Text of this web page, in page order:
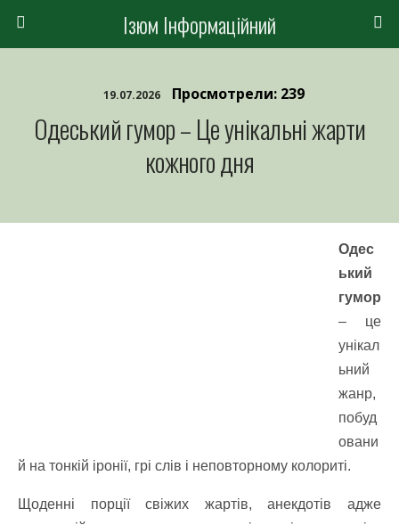
Ізюм Інформаційний
19.07.2026 Просмотрели: 239
Одеський гумор – Це унікальні жарти
кожного дня
Одес
ький
гумор
– це
унікал
ьний
жанр,
побуд
овани
й на тонкій іронії, грі слів і неповторному колориті.
Щоденні порції свіжих жартів, анекдотів адже